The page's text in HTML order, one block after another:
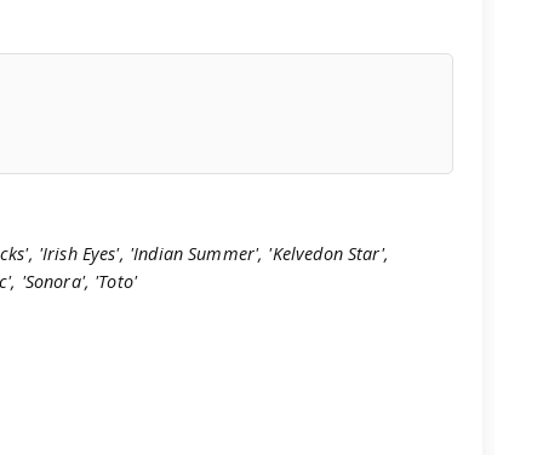
'Irish Eyes', 'Indian Summer', 'Kelvedon Star',
'Sonora', 'Toto'